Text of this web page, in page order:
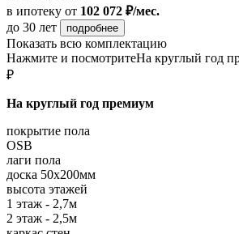
в ипотеку от 102 072 ₽/мес.
до 30 лет
подробнее
Показать всю комплектацию
Нажмите и посмотритеНа круглый год
₽
На круглый год премиум
покрытие пола
OSB
лаги пола
доска 50х200мм
высота этажей
1 этаж - 2,7м
2 этаж - 2,5м